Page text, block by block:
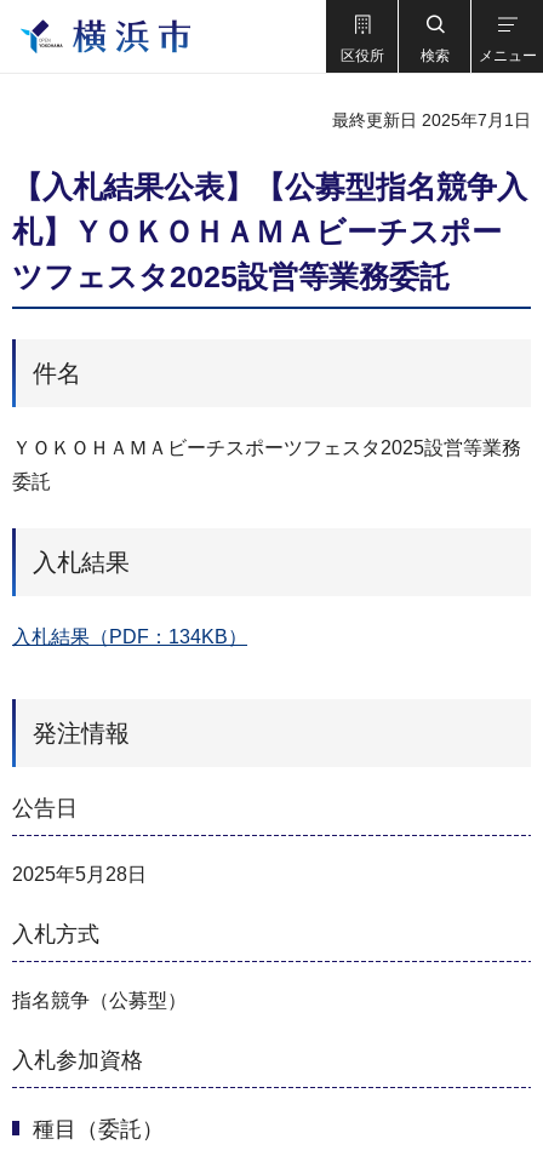
区役所 検索 メニュー
最終更新日 2025年7月1日
【入札結果公表】【公募型指名競争入
札】ＹＯＫＯＨＡＭＡビーチスポー
ツフェスタ2025設営等業務委託
件名
ＹＯＫＯＨＡＭＡビーチスポーツフェスタ2025設営等業務
委託
入札結果
入札結果（PDF：134KB）
発注情報
公告日
2025年5月28日
入札方式
指名競争（公募型）
入札参加資格
種目（委託）